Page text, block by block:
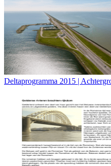
Deltaprogramma 2015 |